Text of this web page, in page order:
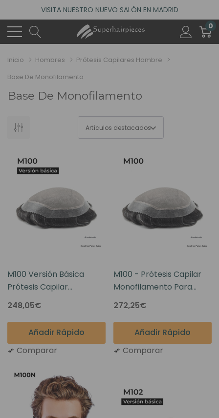
VISITA NUESTRO NUEVO SALÓN EN MADRID
ACCEDE A NUESTROS DESCUENTOS DE BIENVENIDA
4.6
(485 reseñas)
0
Inicio Hombres
Prótesis Capilares Hombre
Base De Monofilamento
Base De Monofilamento
M100 Versión Básica
Prótesis Capilar
Hombres
248,05€
Añadir Rápido
Comparar
M100 - Prótesis Capilar
Monofilamento Para
272,25€
Añadir Rápido
Comparar